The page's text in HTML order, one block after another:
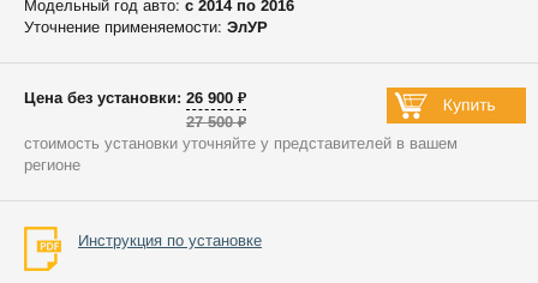
Модельный год авто: c 2014 по 2016
Уточнение применяемости: ЭлУР
Цена без установки: 26 900 ₽
27 500 ₽
стоимость установки уточняйте у представителей в вашем
регионе
Инструкция по установке